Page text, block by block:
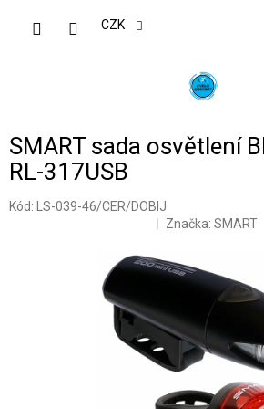
CZK
SMART sada osvětlení
RL-317USB
Kód:
LS-039-46/CER/DOBIJ
Značka:SMART